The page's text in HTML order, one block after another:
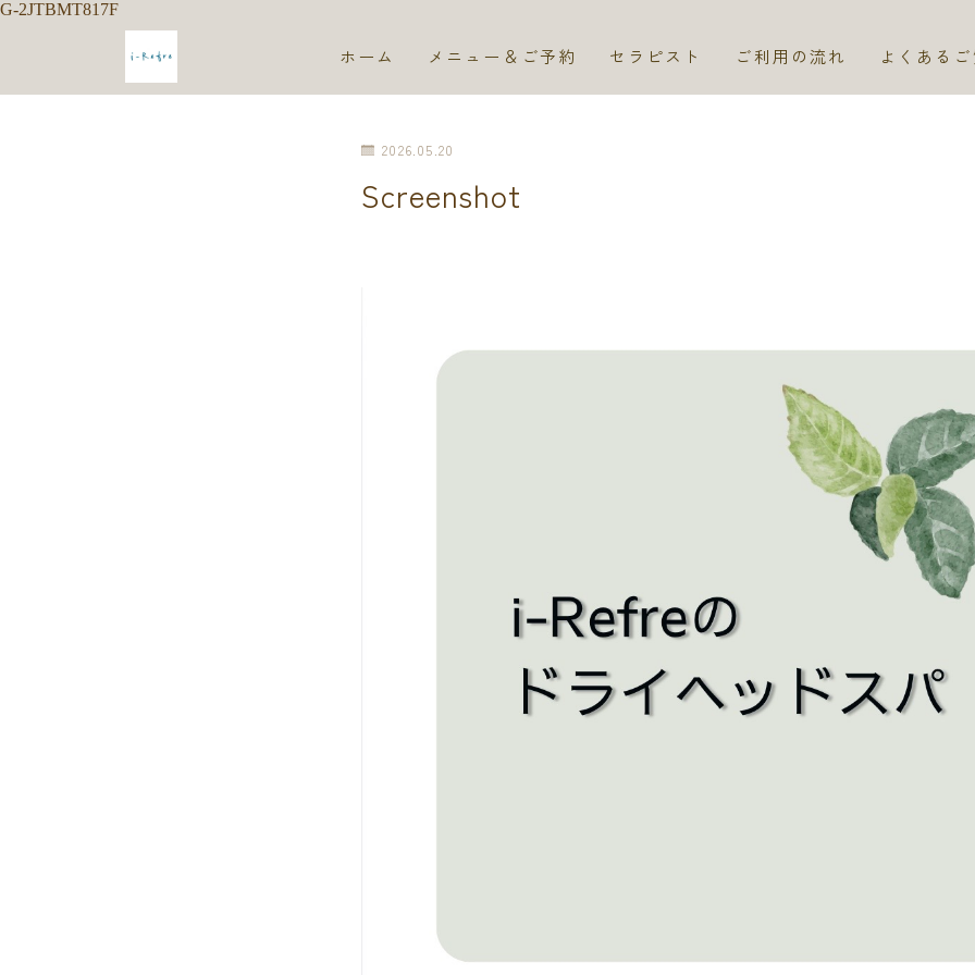
G-2JTBMT817F
ホーム メニュー＆ご予約 セラピスト ご利用の流れ よくある
2026.05.20
Screenshot